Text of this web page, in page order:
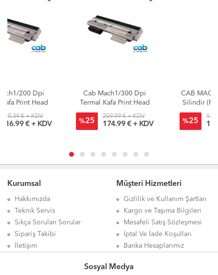
Cab Mach1/300 Dpi
Termal Kafa Print Head
%25
209.99 € + KDV
174.99 € + KDV
CAB MACH1/2 Kauçuk
Silindir (Platen Roller)
% 25 14.99 € + KDV
Kurumsal
Hakkımızda
Teknik Servis
Sıkça Sorulan Sorular
Sipariş Takibi
İletişim
Müşteri Hizmetleri
Gizlilik ve Kullanım Şartları
Kargo ve Taşıma Bilgileri
Mesafeli Satış Sözleşmesi
İptal Ve İade Koşulları
Banka Hesaplarımız
Sosyal Medya